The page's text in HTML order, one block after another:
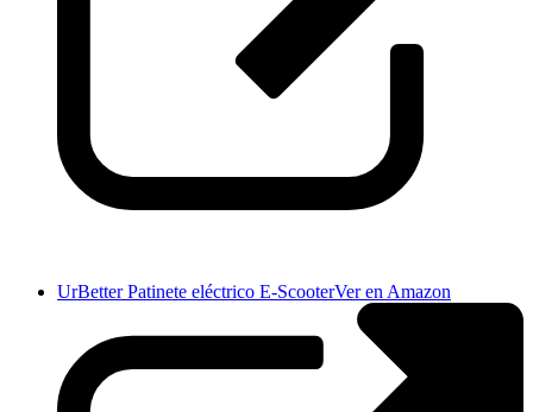
UrBetter Patinete eléctrico E-ScooterVer en Amazon